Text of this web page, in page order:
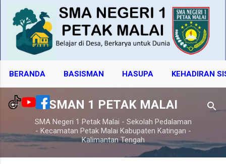
BERANDA BASISMAN HASUPA KEHADIRAN
Langsung ke konten utama
SMAN 1 PETAK MALAI
SMA Negeri 1 Petak Malai - Sekolah Pedalaman
- Kecamatan Petak Malai Kabupaten Katingan -
Kalimantan Tengah